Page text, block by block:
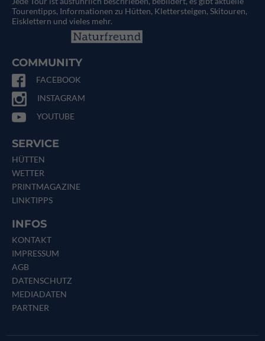
Tourentipps, Informationen zu Hütten, Klettersteigen, Skitouren,
Eisklettern und vieles mehr.
COMMUNITY
FACEBOOK
INSTAGRAM
YOUTUBE
SERVICE
HÜTTEN
WETTER
PRINTMAGAZINE
LINKTIPPS
INFOS
KONTAKT
IMPRESSUM
AGB
DATENSCHUTZ
MEDIADATEN
PARTNER